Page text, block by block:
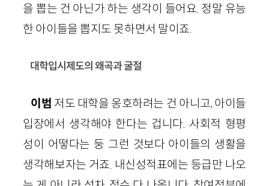
을 뽑는 건 아닌가 하는 생각이 들어요. 정말 유능
한 아이들을 뽑지도 못하면서 말이죠.
대학입시제도의 왜곡과 굴절
이범 저도 대학을 옹호하려는 건 아니고, 아이들
입장에서 생각해야 한다는 겁니다. 사회적 형평
성이 어떻다는 둥 그런 것보다 아이들의 생활을
생각해보자는 거죠. 내신성적표에는 등급만 나오